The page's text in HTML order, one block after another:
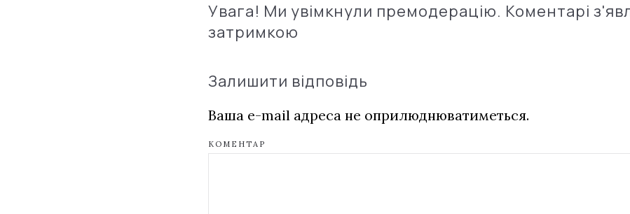
Увага! Ми увімкнули премодерацію. Коментарі
затримкою
Залишити відповідь
Ваша e-mail адреса не оприлюднюватиметься.
КОМЕНТАР